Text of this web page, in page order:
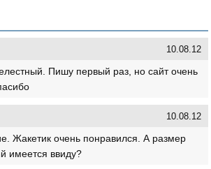
10.08.12
Пишу первый раз, но сайт очень
10.08.12
Жакетик очень понравился. А размер
имеется ввиду?